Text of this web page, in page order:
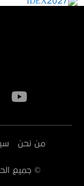
من نحن
© جميع